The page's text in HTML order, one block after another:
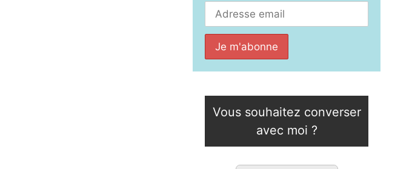
Vous souhaitez converser
avec moi ?